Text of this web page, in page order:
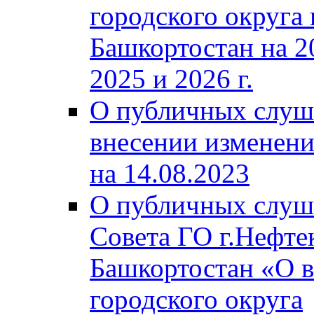
городского
Башкортостан на
2025 и 2026 г.
О публичных
внесении
на 14.08.2023
О публичных
Совета ГО
Башкортостан «О
городского округа